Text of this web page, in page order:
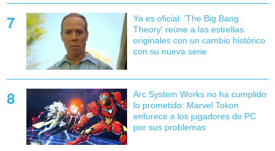
Ya es oficial: 'The Big Bang
Theory' reúne a las estrellas
originales con un cambio histórico
con su nueva serie
Arc System Works no ha cumplido
lo prometido: Marvel Tokon
enfurece a los jugadores de PC
por sus problemas